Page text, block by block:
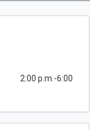
2:00 p.m.-6:00